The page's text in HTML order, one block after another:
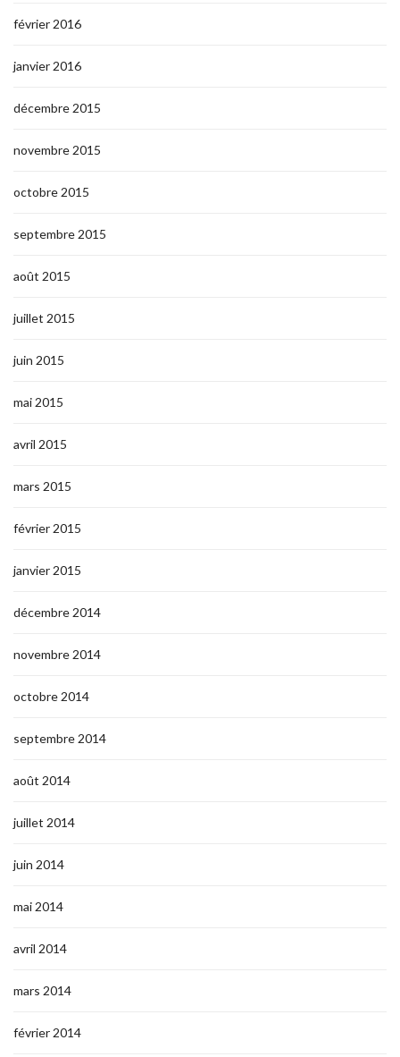
février 2016
janvier 2016
décembre 2015
novembre 2015
octobre 2015
septembre 2015
août 2015
juillet 2015
juin 2015
mai 2015
avril 2015
mars 2015
février 2015
janvier 2015
décembre 2014
novembre 2014
octobre 2014
septembre 2014
août 2014
juillet 2014
juin 2014
mai 2014
avril 2014
mars 2014
février 2014